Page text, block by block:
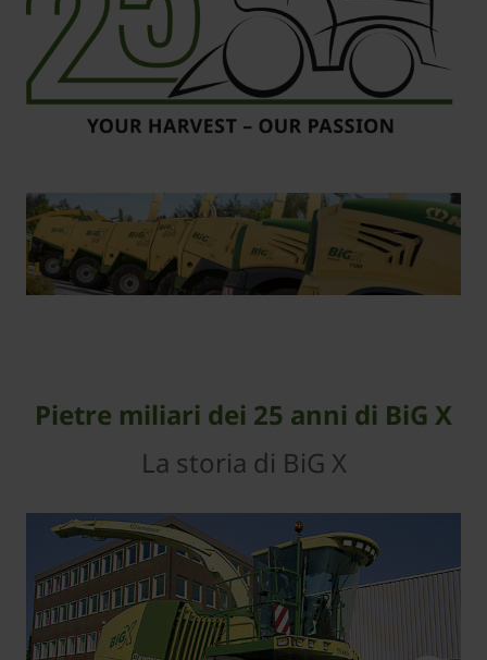
Pietre miliari dei 25 anni di BiG X
La storia di BiG X